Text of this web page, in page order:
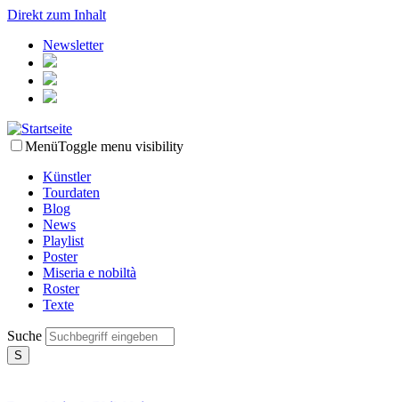
Direkt zum Inhalt
Newsletter
MenüToggle menu visibility
Künstler
Tourdaten
Blog
News
Playlist
Poster
Miseria e nobiltà
Roster
Texte
Suche